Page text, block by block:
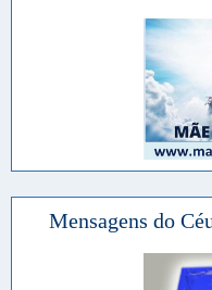
Mensagens do